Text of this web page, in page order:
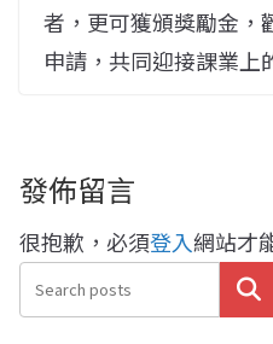
者，更可獲頒獎勵金，
申請，共同迎接課業上
發佈留言
很抱歉，必須登入網站才
搜尋